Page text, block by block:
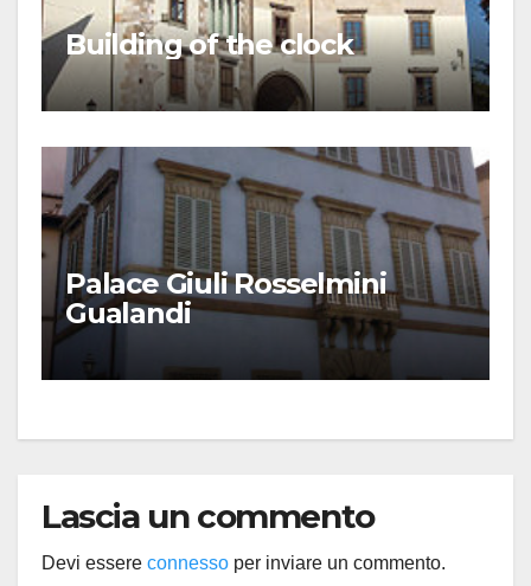
Building of the clock
Palace Giuli Rosselmini
Gualandi
Lascia un commento
Devi essere connesso per inviare un commento.